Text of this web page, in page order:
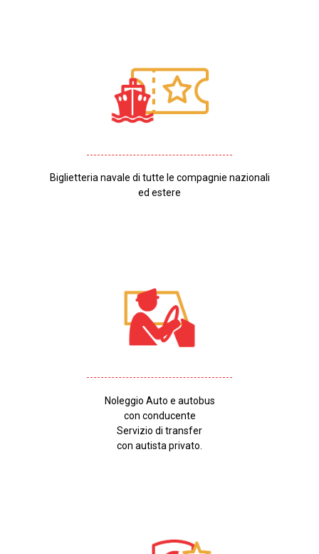
Biglietteria navale di tutte le compagnie nazionali
ed estere
Noleggio Auto e autobus
con conducente
Servizio di transfer
con autista privato.